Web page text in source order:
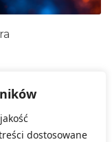
dostosowane
WIĘCEJ